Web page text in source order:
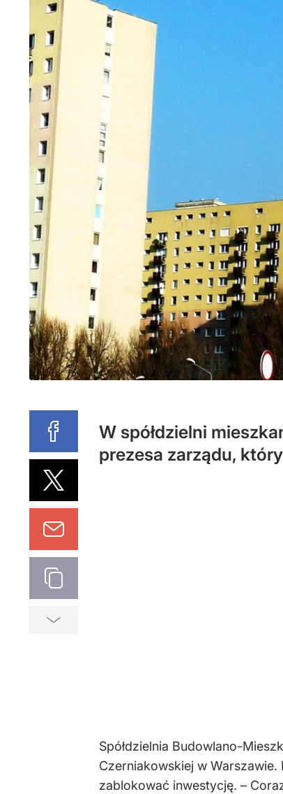
W spółdzielni
prezesa zarządu,
Spółdzielnia Budowlano-
Czerniakowskiej w Warszawie.
zablokować inwestycję. –